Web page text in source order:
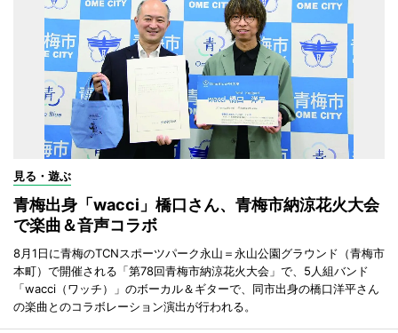
見る・遊ぶ
青梅出身「wacci」橋口さん、青梅市納涼花火大会
で楽曲＆音声コラボ
8月1日に青梅のTCNスポーツパーク永山＝永山公園グラウンド（青梅市
本町）で開催される「第78回青梅市納涼花火大会」で、5人組バンド
「wacci（ワッチ）」のボーカル＆ギターで、同市出身の橋口洋平さん
の楽曲とのコラボレーション演出が行われる。